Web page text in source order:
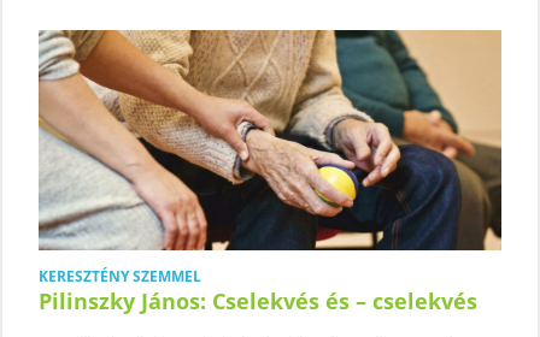
KERESZTÉNY SZEMMEL
Pilinszky János: Cselekvés és – cselekvés